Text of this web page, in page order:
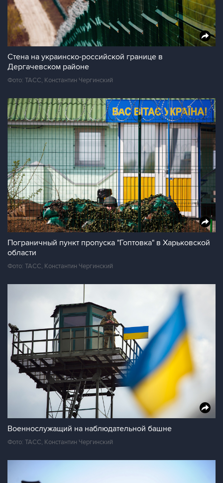
Стена на украинско-российской границе в
Дергачевском районе
Фото: ТАСС, Константин Чергинский
Пограничный пункт пропуска "Гоптовка" в Харьковской
области
Фото: ТАСС, Константин Чергинский
Военнослужащий на наблюдательной башне
Фото: ТАСС, Константин Чергинский